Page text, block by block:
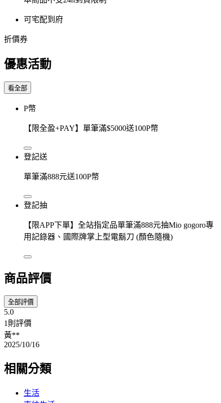
可宅配到府
折價券
優惠活動
看全部
P幣
【限全盈+PAY】單筆滿$5000送100P幣
登記送
單筆滿888元送100P幣
登記抽
【限APP下單】全站指定品單筆滿888元抽Mio gogoro專
用記錄器、國際牌掌上型電鬍刀 (顏色隨機)
商品評價
全部評價
5.0
1則評價
黃**
2025/10/16
相關分類
生活